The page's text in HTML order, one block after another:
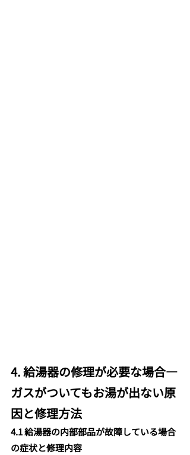
4. 給湯器の修理が必要な場合—
ガスがついてもお湯が出ない原
因と修理方法
4.1 給湯器の内部部品が故障している場合
の症状と修理内容